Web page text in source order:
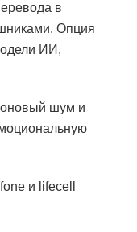
в
Опция
ИИ,
шум и
и lifecell